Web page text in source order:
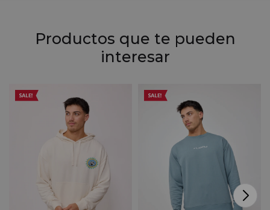
Productos que te pueden
interesar